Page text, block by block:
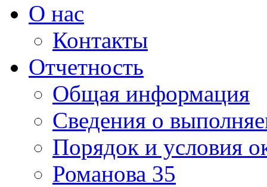
О нас
Контакты
Отчетность
Общая информация
Сведения о
Порядок и условия
Романова 35